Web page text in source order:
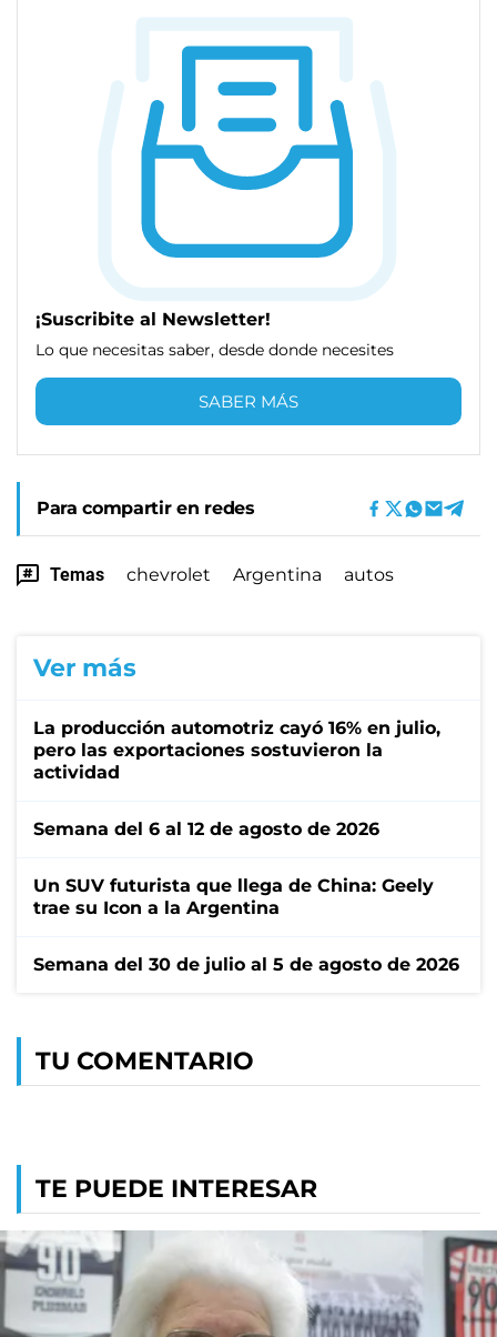
¡Suscribite al Newsletter!
Lo que necesitas saber, desde donde necesites
SABER MÁS
Para compartir en redes
Temas chevrolet Argentina autos
Ver más
La producción automotriz cayó 16% en julio,
pero las exportaciones sostuvieron la
actividad
Semana del 6 al 12 de agosto de 2026
Un SUV futurista que llega de China: Geely
trae su Icon a la Argentina
Semana del 30 de julio al 5 de agosto de 2026
TU COMENTARIO
TE PUEDE INTERESAR